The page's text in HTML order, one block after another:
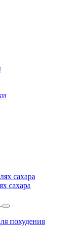
сахара
сахара
похудения